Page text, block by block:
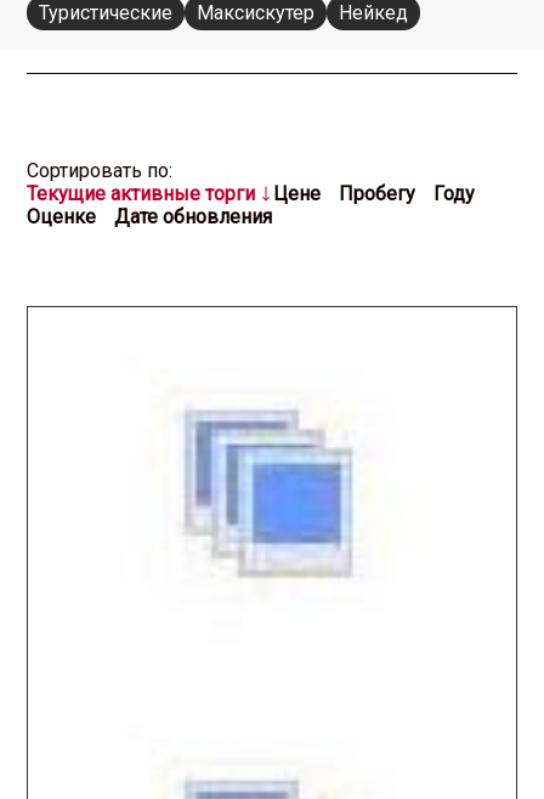
Туристические
Максискутер Нейкед
Cортировать по:
Текущие активные торги
Цене Пробегу
Году
Оценке
Дате обновления